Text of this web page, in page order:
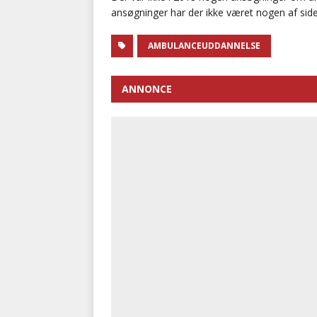
ansøgninger har der ikke været nogen af
AMBULANCEUDDANNELSE
ANNONCE